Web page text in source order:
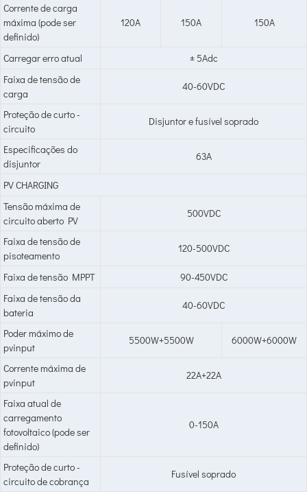
Corrente de carga
máxima (pode ser
definido)
120A 150A 150A
Carregar erro atual
± 5Adc
Faixa de tensão de
carga
40-60VDC
Proteção de curto -
circuito
Disjuntor e fusível soprado
Especificações do
disjuntor
63A
PV CHARGING
Tensão máxima de
circuito aberto PV
500VDC
Faixa de tensão de
pisoteamento
120-500VDC
Faixa de tensão MPPT
90-450VDC
Faixa de tensão da
bateria
40-60VDC
Poder máximo de
pvinput
5500W+5500W 6000W+6000W
Corrente máxima de
pvinput
22A+22A
Faixa atual de
carregamento
fotovoltaico (pode ser
definido)
0-150A
Proteção de curto -
circuito de cobrança
Fusível soprado